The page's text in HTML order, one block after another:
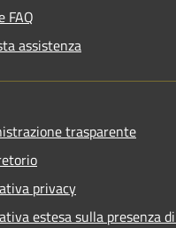
FAQ
assistenza
trasparente
privacy
estesa sulla presenza